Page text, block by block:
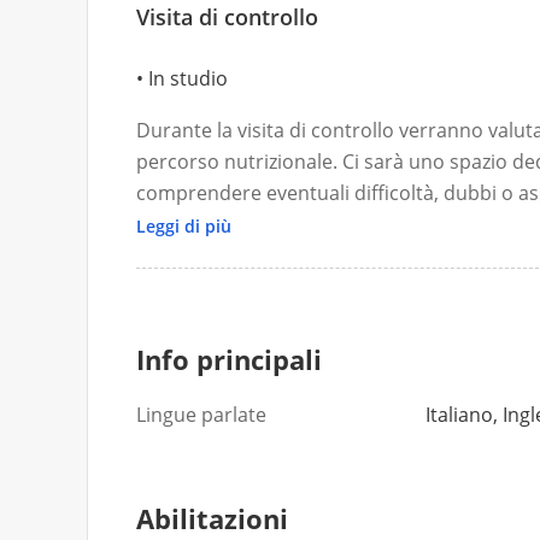
Sulla base dei dati raccolti elaboro piani
l’obiettivo di creare un percorso sostenibile
Visita di controllo
In studio
Durante la visita di controllo verranno
percorso nutrizionale. Ci sarà uno spazio
comprendere eventuali difficoltà, dubbi o
alimentare.
composizione corporea. In base ai risultati
paziente, il piano alimentare potrà essere
percorso efficace, sostenibile e
Leggi di più
Info principali
Lingue parlate Italiano,
Abilitazioni